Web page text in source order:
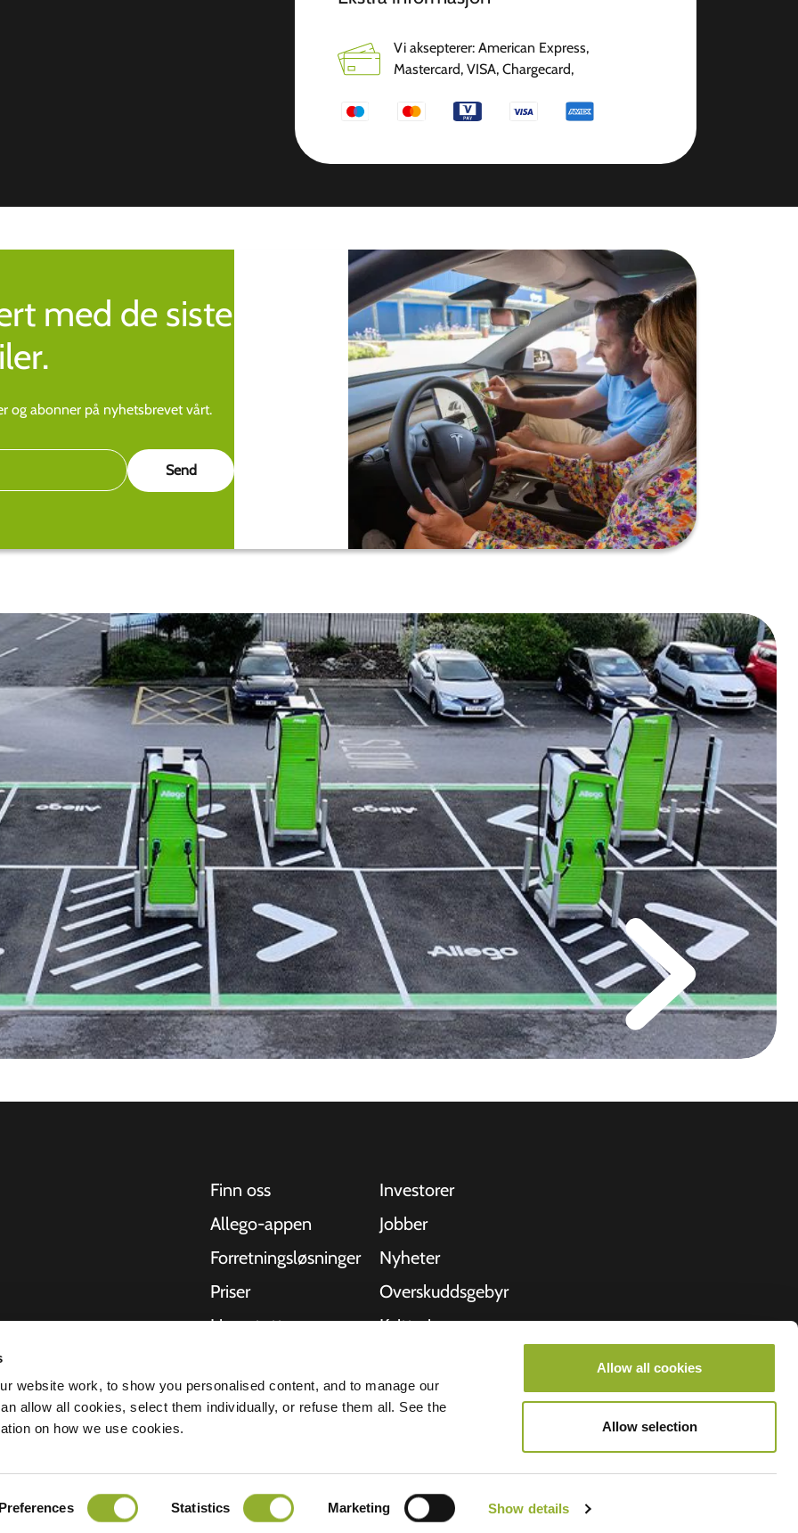
website work, to show you personalised content, and to manage our
allow all cookies, select them individually, or refuse them all. See the
on how we use cookies.
Preferences Statistics Marketing Show details
Allow all cookies
Allow selection
Vi aksepterer: American Express,
Mastercard, VISA, Chargecard,
med de siste
og abonner på nyhetsbrevet vårt.
busser og
å levere den
til
Finn oss
Allego-appen
Forretningsløsninger
Priser
Live-støtte
-leverandører
Investorer
Jobber
Nyheter
Overskuddsgebyr
Kvittering
Stroometiket
Alle rettigheter forbeholdt © 2026 - Allego BV
Ansvarsfraskrivelse